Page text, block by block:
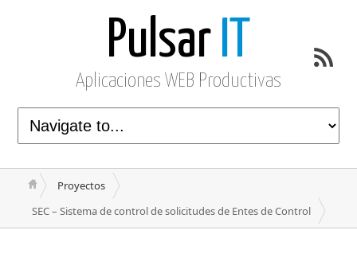
Pulsar IT
Aplicaciones WEB Productivas
Proyectos
SEC – Sistema de control de solicitudes de Entes de Control